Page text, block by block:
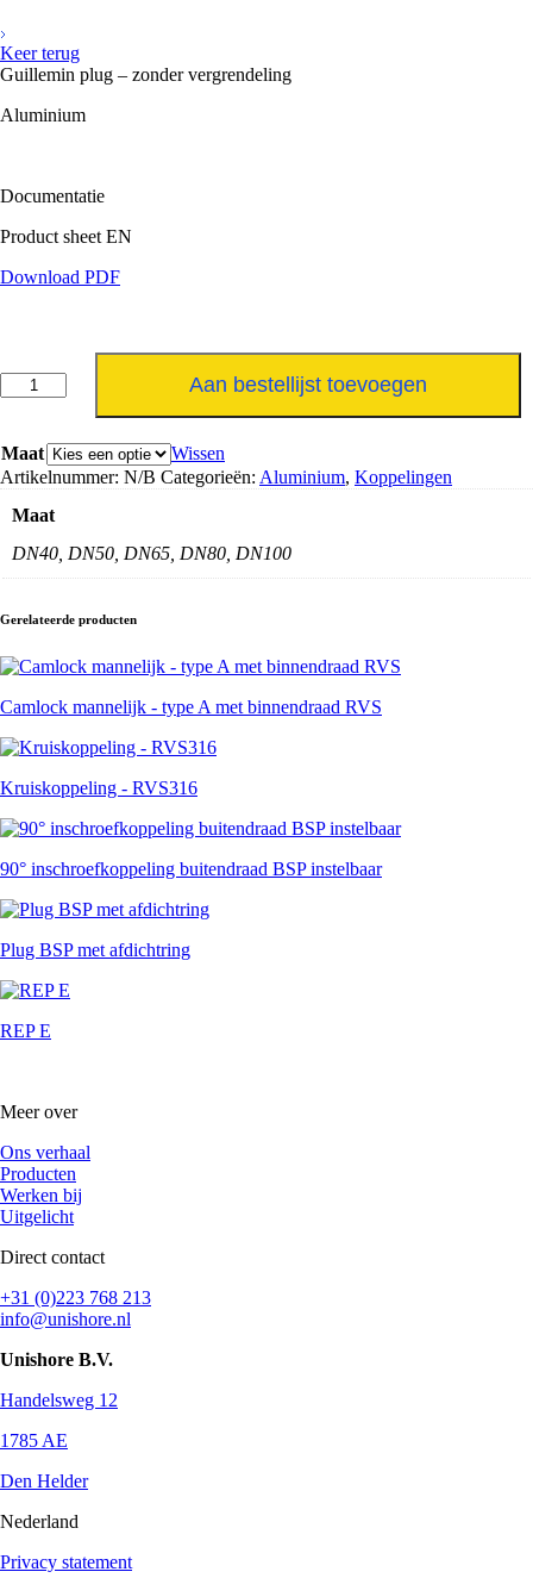
Keer terug
Guillemin plug – zonder vergrendeling
Aluminium
Documentatie
Product sheet EN
Download PDF
Guillemin
plug
zonder
vergrendeling
aantal
Aan bestellijst toevoegen
Maat
Wissen
Artikelnummer: N/B Categorieën: Aluminium, Koppelingen
Maat
DN40, DN50, DN65, DN80, DN100
Gerelateerde producten
Camlock mannelijk - type A met binnendraad RVS
Kruiskoppeling - RVS316
90° inschroefkoppeling buitendraad BSP instelbaar
Plug BSP met afdichtring
REP E
Meer over
Ons verhaal
Producten
Werken bij
Uitgelicht
Direct contact
+31 (0)223 768 213
info@unishore.nl
Unishore B.V.
Handelsweg 12
1785 AE
Den Helder
Nederland
Privacy statement